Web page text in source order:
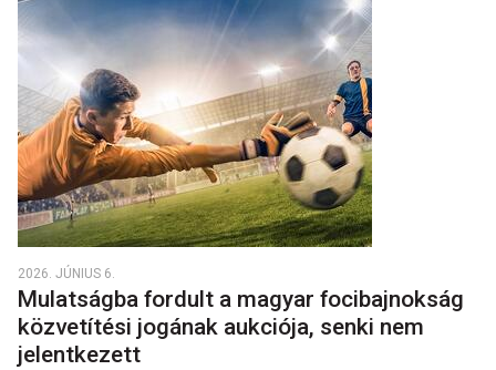
2026. JÚNIUS 6.
Mulatságba fordult a magyar focibajnokság
közvetítési jogának aukciója, senki nem
jelentkezett